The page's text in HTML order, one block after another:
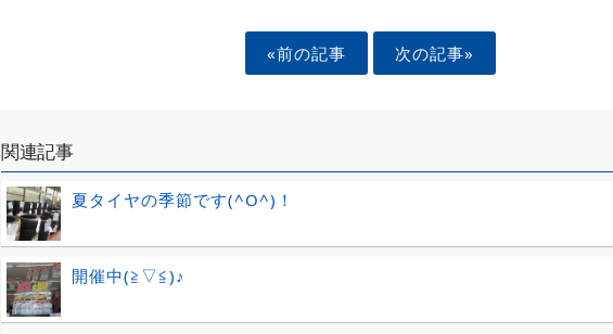
«前の記事 次の記事»
関連記事
夏タイヤの季節です(^O^)！
開催中(≧▽≦)♪